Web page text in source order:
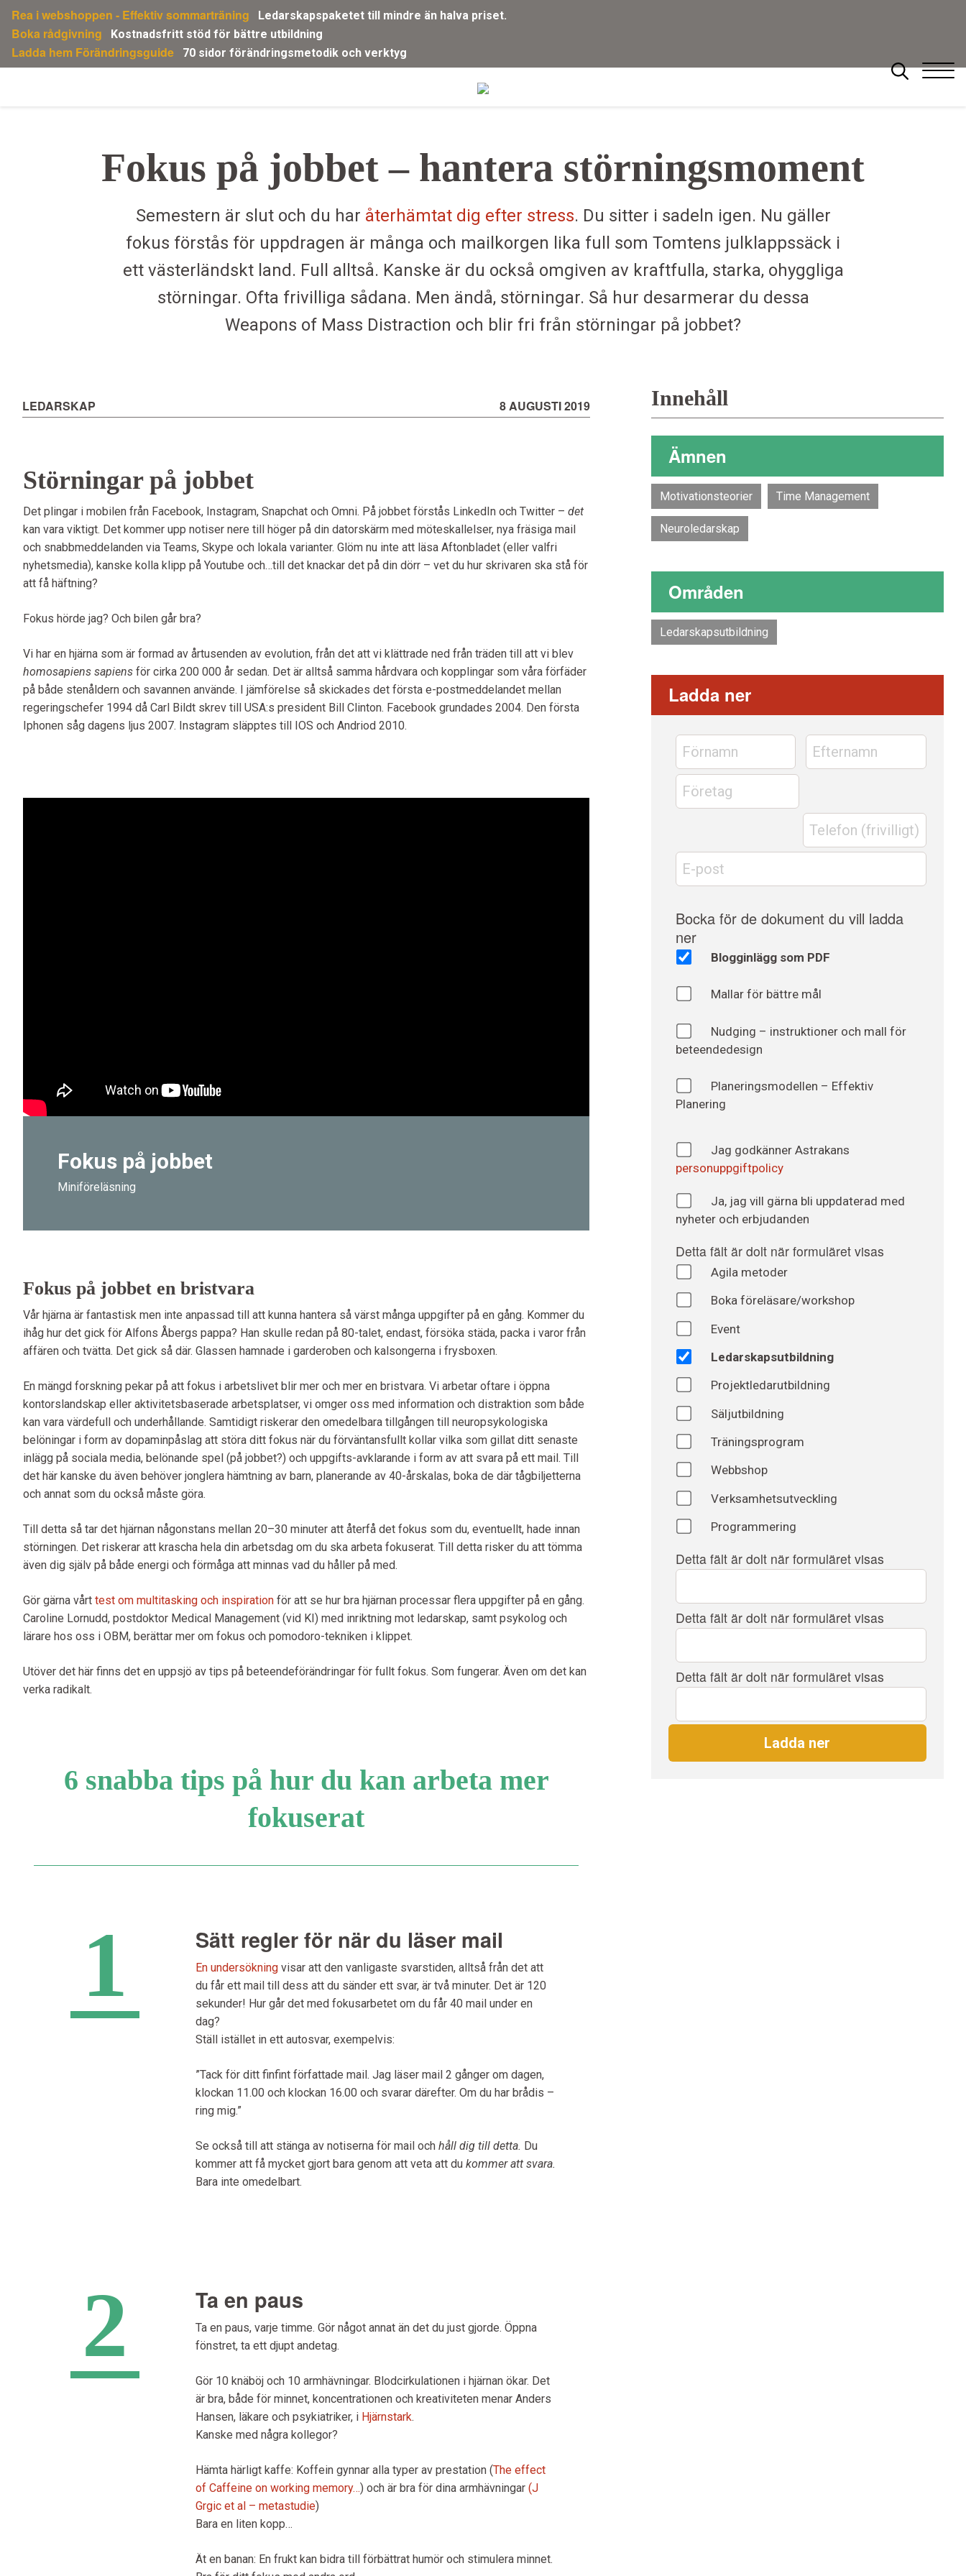
direkt
Rea i webshoppen - Effektiv sommarträning Ledarskapspaketet till mindre än halva priset.
Boka rådgivning Kostnadsfritt stöd för bättre utbildning
Ladda hem Förändringsguide 70 sidor förändringsmetodik och verktyg
Sök
Fokus på jobbet – hantera störningsmoment
Semestern är slut och du har återhämtat dig efter stress. Du sitter i sadeln igen. Nu gäller
fokus förstås för uppdragen är många och mailkorgen lika full som Tomtens julklappssäck i
ett västerländskt land. Full alltså. Kanske är du också omgiven av kraftfulla, starka, ohyggliga
störningar. Ofta frivilliga sådana. Men ändå, störningar. Så hur desarmerar du dessa
Weapons of Mass Distraction och blir fri från störningar på jobbet?
LEDARSKAP 8 AUGUSTI 2019
Störningar på jobbet
Det plingar i mobilen från Facebook, Instagram, Snapchat och Omni. På jobbet förstås LinkedIn och Twitter – det
kan vara viktigt. Det kommer upp notiser nere till höger på din datorskärm med möteskallelser, nya fräsiga mail
och snabbmeddelanden via Teams, Skype och lokala varianter. Glöm nu inte att läsa Aftonbladet (eller valfri
nyhetsmedia), kanske kolla klipp på Youtube och…till det knackar det på din dörr – vet du hur skrivaren ska stå för
att få häftning?
Fokus hörde jag? Och bilen går bra?
Vi har en hjärna som är formad av årtusenden av evolution, från det att vi klättrade ned från träden till att vi blev
homosapiens sapiens för cirka 200 000 år sedan. Det är alltså samma hårdvara och kopplingar som våra förfäder
på både stenåldern och savannen använde. I jämförelse så skickades det första e-postmeddelandet mellan
regeringschefer 1994 då Carl Bildt skrev till USA:s president Bill Clinton. Facebook grundades 2004. Den första
Iphonen såg dagens ljus 2007. Instagram släpptes till IOS och Andriod 2010.
Fokus på jobbet
Miniföreläsning
Fokus på jobbet en bristvara
Vår hjärna är fantastisk men inte anpassad till att kunna hantera så värst många uppgifter på en gång. Kommer du
ihåg hur det gick för Alfons Åbergs pappa? Han skulle redan på 80-talet, endast, försöka städa, packa i varor från
affären och tvätta. Det gick så där. Glassen hamnade i garderoben och kalsongerna i frysboxen.
En mängd forskning pekar på att fokus i arbetslivet blir mer och mer en bristvara. Vi arbetar oftare i öppna
kontorslandskap eller aktivitetsbaserade arbetsplatser, vi omger oss med information och distraktion som både
kan vara värdefull och underhållande. Samtidigt riskerar den omedelbara tillgången till neuropsykologiska
belöningar i form av dopaminpåslag att störa ditt fokus när du förväntansfullt kollar vilka som gillat ditt senaste
inlägg på sociala media, belönande spel (på jobbet?) och uppgifts-avklarande i form av att svara på ett mail. Till
det här kanske du även behöver jonglera hämtning av barn, planerande av 40-årskalas, boka de där tågbiljetterna
och annat som du också måste göra.
Till detta så tar det hjärnan någonstans mellan 20–30 minuter att återfå det fokus som du, eventuellt, hade innan
störningen. Det riskerar att krascha hela din arbetsdag om du ska arbeta fokuserat. Till detta risker du att tömma
även dig själv på både energi och förmåga att minnas vad du håller på med.
Gör gärna vårt test om multitasking och inspiration för att se hur bra hjärnan processar flera uppgifter på en gång.
Caroline Lornudd, postdoktor Medical Management (vid KI) med inriktning mot ledarskap, samt psykolog och
lärare hos oss i OBM, berättar mer om fokus och pomodoro-tekniken i klippet.
Utöver det här finns det en uppsjö av tips på beteendeförändringar för fullt fokus. Som fungerar. Även om det kan
verka radikalt.
6 snabba tips på hur du kan arbeta mer
fokuserat
1 Sätt regler för när du läser mail
En undersökning visar att den vanligaste svarstiden, alltså från det att
du får ett mail till dess att du sänder ett svar, är två minuter. Det är 120
sekunder! Hur går det med fokusarbetet om du får 40 mail under en
dag?
Ställ istället in ett autosvar, exempelvis:
”Tack för ditt finfint författade mail. Jag läser mail 2 gånger om dagen,
klockan 11.00 och klockan 16.00 och svarar därefter. Om du har brådis –
ring mig.”
Se också till att stänga av notiserna för mail och håll dig till detta. Du
kommer att få mycket gjort bara genom att veta att du kommer att svara.
Bara inte omedelbart.
2 Ta en paus
Ta en paus, varje timme. Gör något annat än det du just gjorde. Öppna
fönstret, ta ett djupt andetag.
Gör 10 knäböj och 10 armhävningar. Blodcirkulationen i hjärnan ökar. Det
är bra, både för minnet, koncentrationen och kreativiteten menar Anders
Hansen, läkare och psykiatriker, i Hjärnstark.
Kanske med några kollegor?
Hämta härligt kaffe: Koffein gynnar alla typer av prestation (The effect
of Caffeine on working memory…) och är bra för dina armhävningar (J
Grgic et al – metastudie)
Bara en liten kopp…
Ät en banan: En frukt kan bidra till förbättrat humör och stimulera minnet.
Innehåll
Ämnen
Motivationsteorier Time Management
Neuroledarskap
Områden
Ledarskapsutbildning
Ladda ner
Namn *
Förnamn
Efternamn
Företag *
Telefon
E-
post *
Bocka för de dokument du vill ladda
ner
Blogginlägg som PDF
Mallar för bättre mål
Nudging – instruktioner och mall för
beteendedesign
Planeringsmodellen – Effektiv
Planering
Astrakans
personuppgiftspolicy
Jag godkänner Astrakans
personuppgiftpolicy
NyhetsbrevJa, jag vill gärna bli uppdaterad med
nyheter och erbjudanden
Detta fält är dolt när formuläret visas
Intresserad
av
Agila metoder
Boka föreläsare/workshop
Event
Ledarskapsutbildning
Projektledarutbildning
Säljutbildning
Träningsprogram
Webbshop
Verksamhetsutveckling
Programmering
Detta fält är dolt när formuläret visas
Detta fält är dolt när formuläret visas
Ads?
Detta fält är dolt när formuläret visas
Ads